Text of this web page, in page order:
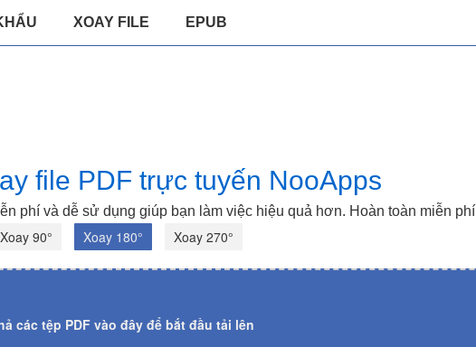
XOAY FILE EPUB
file PDF trực tuyến NooApps
phí và dễ sử dụng giúp bạn làm việc hiệu quả hơn. Hoàn toàn miễn phí
Xoay 90° Xoay 180° Xoay 270°
các tệp PDF vào đây để bắt đầu tải lên